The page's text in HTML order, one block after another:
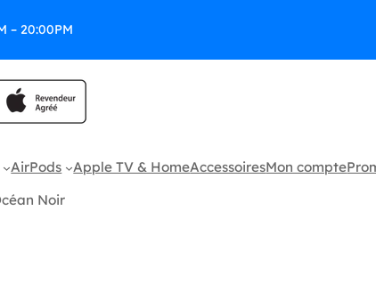
– 20:00PM
AirPods Apple TV & HomeAccessoiresMon compte
Noir